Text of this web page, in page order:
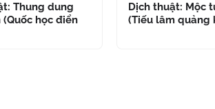
Thung dung
học điển
Dịch thuật: Mộc
(Tiếu lâm quảng